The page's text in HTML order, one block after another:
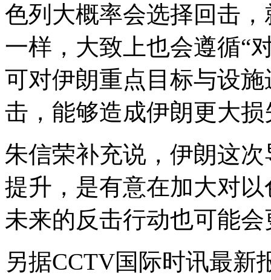
色列大概率会选择回击
一样，大致上也会遵循“
可对伊朗重点目标与设
击，能够造成伊朗更大损
朱信荣补充说，伊朗这
提升，是有意在加大对
未来的反击行动也可能
另据CCTV国际时讯最新